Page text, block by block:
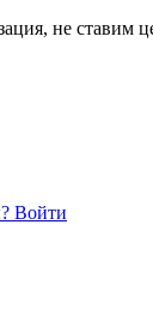
не ставим
Войти